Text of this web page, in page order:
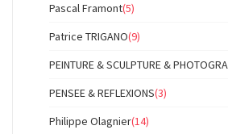
Pascal Framont(5)
Patrice TRIGANO(9)
PEINTURE & SCULPTURE &
PENSEE & REFLEXIONS(3)
Philippe Olagnier(14)